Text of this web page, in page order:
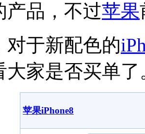
产品，不过苹果
对于新配色的
大家是否买单了
苹果iPhone8